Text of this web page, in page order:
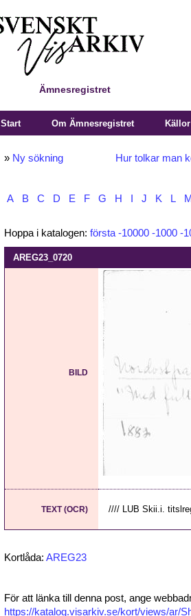
Ämnesregistret
Start Om Ämnesregistret Källor
» Ny sökning Hur tolkar man
A B C D E F G H J K L M
Hoppa i katalogen: första -10000 -1000 -
AREG23_0720
BILD
TEXT (OCR) //// LUB Skii.i.
Kortlåda: AREG23
För att länka till denna post, ange
https://katalog.visarkiv.se/kort/views/ar/